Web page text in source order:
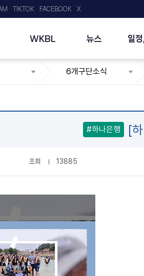
WKBL 뉴스 일
TIKTOK FACEBOOK X
6개구단소식
#하나은행 [
조회 13885